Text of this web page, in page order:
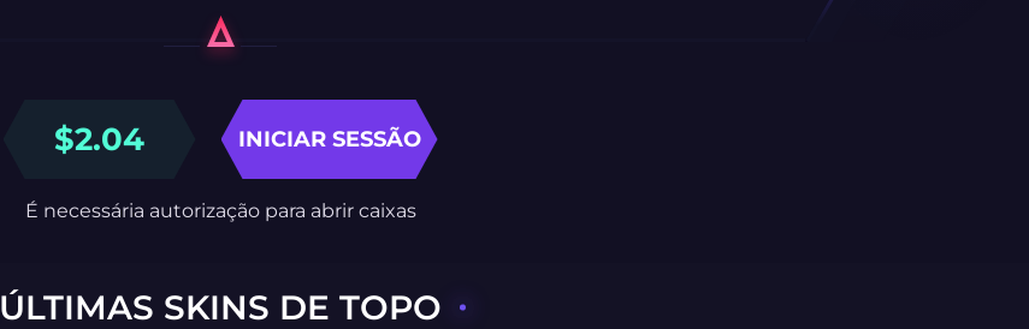
$2.04 INICIAR SESSÃO
É necessária autorização para abrir caixas
ÚLTIMAS SKINS DE TOPO